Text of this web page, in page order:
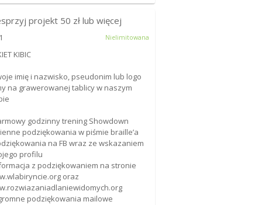
projekt 50 zł lub więcej
Nielimitowana
KIBIC
imię i nazwisko, pseudonim lub logo
na grawerowanej tablicy w naszym
godzinny trening Showdown
podziękowania w piśmie braille’a
na FB wraz ze wskazaniem
profilu
z podziękowaniem na stronie
oraz
podziękowania mailowe